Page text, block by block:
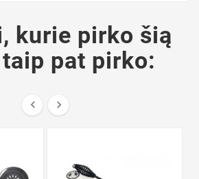
kurie pirko šią
pat pirko:
 